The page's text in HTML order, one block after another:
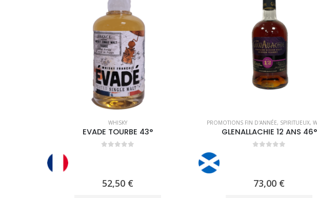
WHISKY
EVADE TOURBE 43°
52,50 €
PROMOTIONS FIN D'ANNÉE, SPIRITUEUX,
GLENALLACHIE 12 ANS 46°
73,00 €